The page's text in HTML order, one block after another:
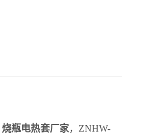
烧瓶电热套厂家， ZNHW-